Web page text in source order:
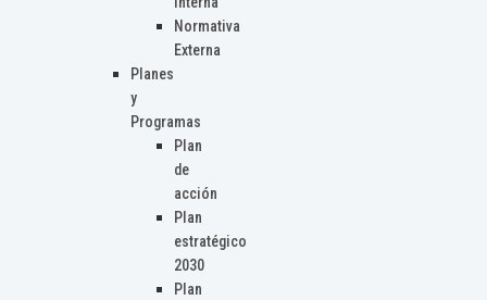
Normativa
Externa
Planes
y
Programas
Plan
de
acción
Plan
estratégico
2030
Plan